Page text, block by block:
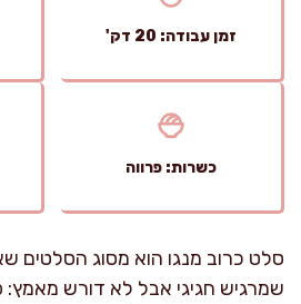
זמן עבודה: 20 דק'
כשרות: פרווה
סלט כרוב מנגו הוא מסוג הסלטים
שמרגיש חגיגי אבל לא דורש מאמץ: